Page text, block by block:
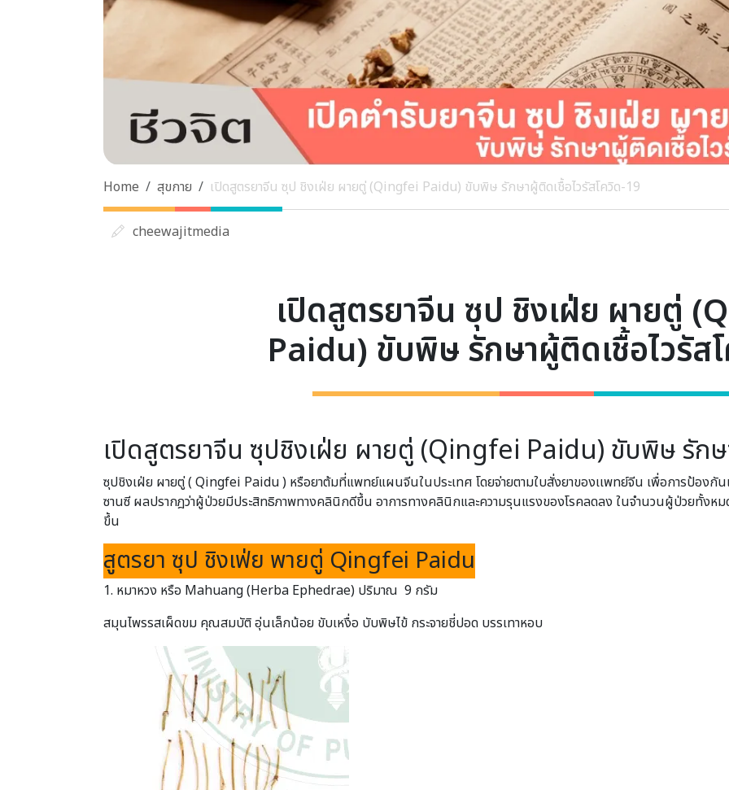
Home สุขกาย เปิดสูตรยาจีน ซุป ชิงเฝ่ย ผายตู่ (Qingfei Paidu) ขับพิษ รักษาผู้ติดเชื้อไวรัสโควิด-19
cheewajitmedia
เปิดสูตรยาจีน ซุป ชิงเฝ่ย ผายตู่
Paidu) ขับพิษ รักษาผู้ติดเชื้อไวรัส
เปิดสูตรยาจีน ซุปชิงเฝ่ย ผายตู่ (Qingfei Paidu) ขับพิษ รักษ
ซุปชิงเฝ่ย ผายตู่ ( Qingfei Paidu ) หรือยาต้มที่แพทย์แผนจีนในประเทศ โดยจ่ายตามใบสั่งยาของเเพทย์จีน เพื่อการป้อง
ซานซี ผลปรากฎว่าผู้ป่วยมีประสิทธิภาพทางคลินิกดีขึ้น อาการทางคลินิกและความรุนแรงของโรคลดลง ในจำนวนผู้ป่วยทั้งห
ขึ้น
สูตรยา ซุป ชิงเฟ่ย พายตู่ Qingfei Paidu
1. หมาหวง หรือ Mahuang (Herba Ephedrae) ปริมาณ 9 กรัม
สมุนไพรรสเผ็ดขม คุณสมบัติ อุ่นเล็กน้อย ขับเหงื่อ บับพิษไข้ กระจายชี่ปอด บรรเทาหอบ